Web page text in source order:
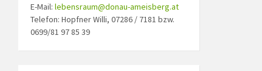
E-Mail: lebensraum@donau-ameisberg.at
Telefon: Hopfner Willi, 07286 / 7181 bzw.
0699/81 97 85 39